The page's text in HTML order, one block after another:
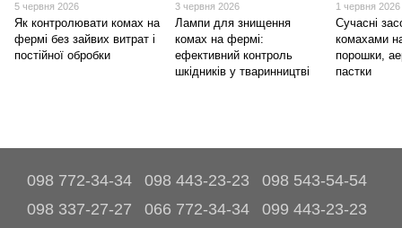
5 червня 2026
Як контролювати комах на
фермі без зайвих витрат і
постійної обробки
3 червня 2026
Лампи для знищення
комах на фермі:
ефективний контроль
шкідників у тваринництві
1 червня 2026
Сучасні
комахами
порошки,
пастки
098 772-34-34 098 443-23-23
098 543-54-54
098 337-27-27
066 772-34-34
099 443-23-23